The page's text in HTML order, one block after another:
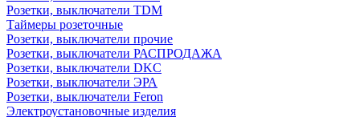
Розетки, выключатели TDM
Таймеры розеточные
Розетки, выключатели прочие
Розетки, выключатели РАСПРОДАЖА
Розетки, выключатели DKC
Розетки, выключатели ЭРА
Розетки, выключатели Feron
Электроустановочные изделия